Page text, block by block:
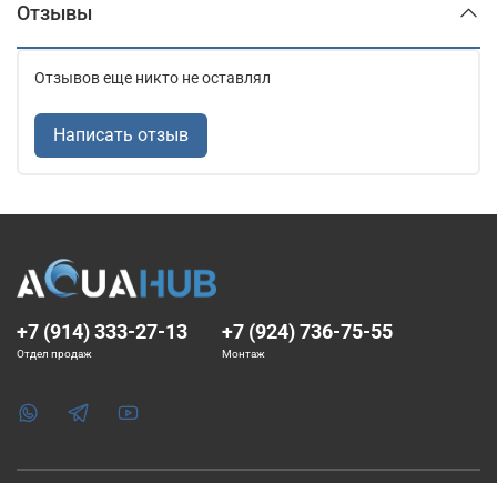
Отзывы
Отзывов еще никто не оставлял
Написать отзыв
+7 (914) 333-27-13
Отдел продаж
+7 (924) 736-75-55
Монтаж